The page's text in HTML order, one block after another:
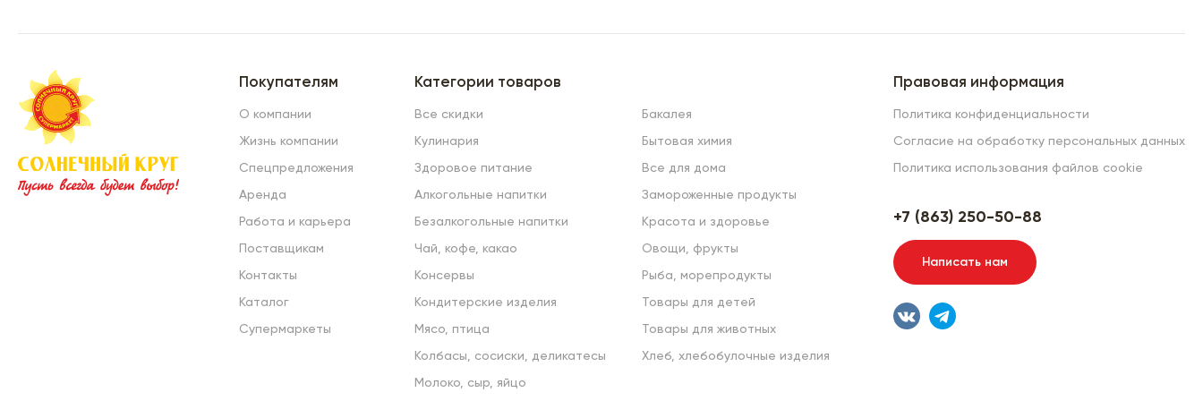
Покупателям
О компании
Жизнь компании
Спецпредложения
Аренда
Работа и карьера
Поставщикам
Контакты
Каталог
Супермаркеты
Категории товаров
Все скидки
Кулинария
Здоровое питание
Алкогольные напитки
Безалкогольные напитки
Чай, кофе, какао
Консервы
Кондитерские изделия
Мясо, птица
Колбасы, сосиски, деликатесы
Молоко, сыр, яйцо
Бакалея
Бытовая химия
Все для дома
Замороженные продукты
Красота и здоровье
Овощи, фрукты
Рыба, морепродукты
Товары для детей
Товары для животных
Хлеб, хлебобулочные изделия
Правовая информация
Политика конфиденциальности
Согласие на обработку персональных данных
Политика использования файлов cookie
+7 (863) 250-50-88
Написать нам